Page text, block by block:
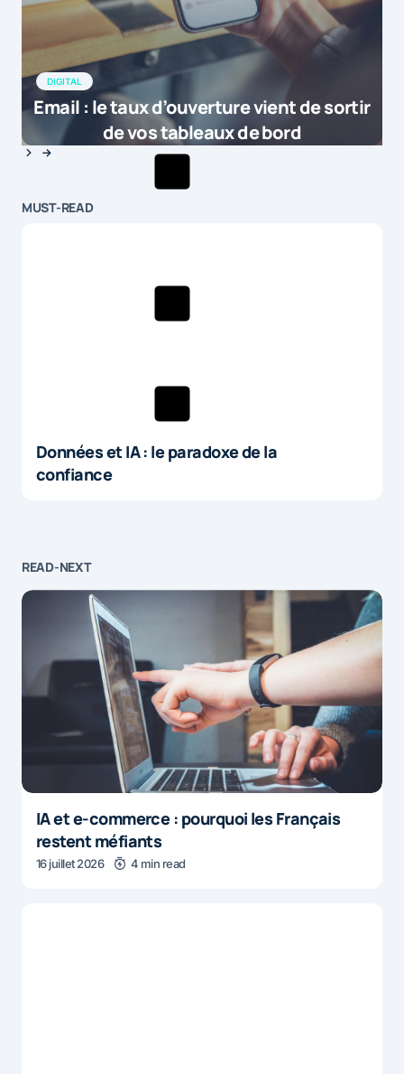
DIGITAL
Email : le taux d’ouverture vient de sortir
de vos tableaux de bord
MUST-READ
Données et IA : le paradoxe de la
confiance
READ-NEXT
IA et e-commerce : pourquoi les Français
restent méfiants
16 juillet 2026 4 min read